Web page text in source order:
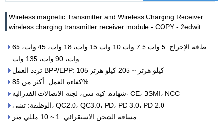
Wireless magnetic Transmitter and Wireless Charging Receiver
wireless charging transmitter receiver module - COPY - 2edwit
طاقة الإخراج: 5 وات 7.5 وات 10 وات 15 وات، 18 وات، 45 وات، 65
وات، 90 وات، 135 وات
تردد العمل BPP/EPP: 105 كيلو هرتز ~ 205 كيلو هرتز
كفاءة العمل: أكثر من 85%
شهادة: كيه سي، لجنة الاتصالات الفدرالية، CE، BSMI، NCC
الوظيفة: تشى، QC2.0، QC3.0، PD، PD 3.0، PD 2.0